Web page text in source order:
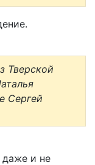
Тверской
Сергей
даже и не